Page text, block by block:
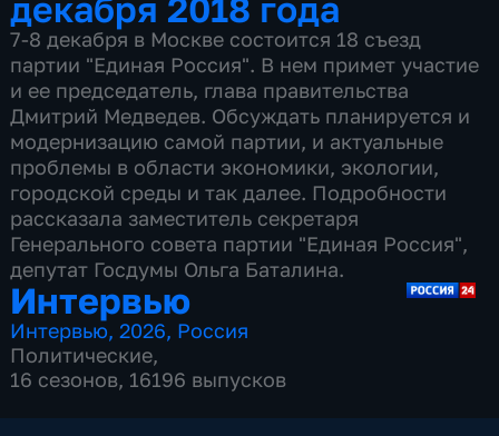
7-8 декабря в Москве состоится 18 съезд
партии "Единая Россия". В нем примет участие
и ее председатель, глава правительства
Дмитрий Медведев. Обсуждать планируется и
модернизацию самой партии, и актуальные
проблемы в области экономики, экологии,
городской среды и так далее. Подробности
рассказала заместитель секретаря
Генерального совета партии "Единая Россия",
депутат Госдумы Ольга Баталина.
Интервью
Интервью,2026, Россия
Политические,
16 сезонов, 16196 выпусков